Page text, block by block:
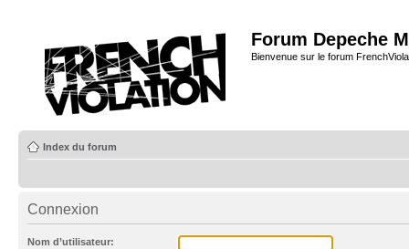
Forum Depeche
Bienvenue sur le forum
Index du forum
Connexion
Nom d’utilisateur: